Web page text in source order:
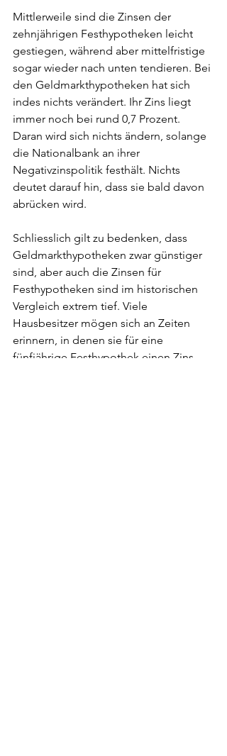
Mittlerweile sind die Zinsen der
zehnjährigen Festhypotheken leicht
gestiegen, während aber mittelfristige
sogar wieder nach unten tendieren. Bei
den Geldmarkthypotheken hat sich
indes nichts verändert. Ihr Zins liegt
immer noch bei rund 0,7 Prozent.
Daran wird sich nichts ändern, solange
die Nationalbank an ihrer
Negativzinspolitik festhält. Nichts
deutet darauf hin, dass sie bald davon
abrücken wird.
Schliesslich gilt zu bedenken, dass
Geldmarkthypotheken zwar günstiger
sind, aber auch die Zinsen für
Festhypotheken sind im historischen
Vergleich extrem tief. Viele
Hausbesitzer mögen sich an Zeiten
erinnern, in denen sie für eine
fünfjährige Festhypothek einen Zins